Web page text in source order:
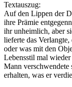
Textauszug:
Auf den Lippen der
ihre Prämie
ihr unheimlich, aber
lieferte das
oder was mit den
Lebensstil mal
Mann
erhalten, was er